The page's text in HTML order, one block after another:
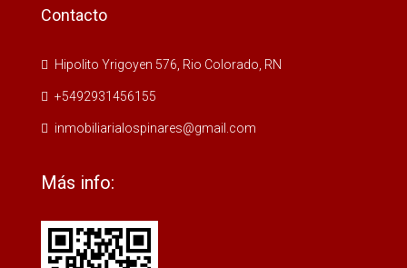
Contacto
Hipolito Yrigoyen 576, Rio Colorado, RN
+5492931456155
inmobiliarialospinares@gmail.com
Más info: